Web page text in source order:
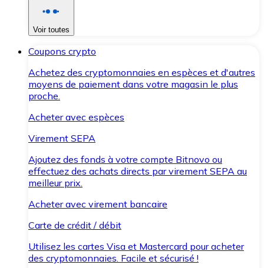
Voir toutes
Coupons crypto
Achetez des cryptomonnaies en espèces et d'autres
moyens de paiement dans votre magasin le plus
proche.
Acheter avec espèces
Virement SEPA
Ajoutez des fonds à votre compte Bitnovo ou
effectuez des achats directs par virement SEPA au
meilleur prix.
Acheter avec virement bancaire
Carte de crédit / débit
Utilisez les cartes Visa et Mastercard pour acheter
des cryptomonnaies. Facile et sécurisé !